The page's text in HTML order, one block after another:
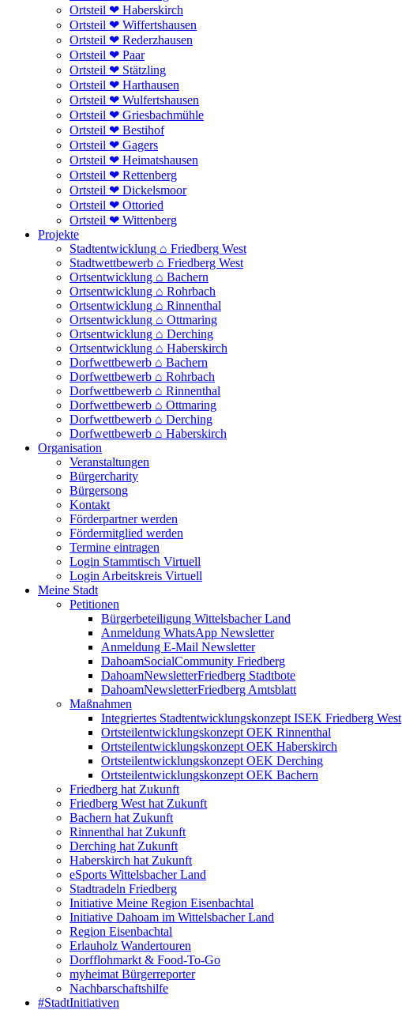
Ortsteil ❤ Haberskirch
Ortsteil ❤ Wiffertshausen
Ortsteil ❤ Rederzhausen
Ortsteil ❤ Paar
Ortsteil ❤ Stätzling
Ortsteil ❤ Harthausen
Ortsteil ❤ Wulfertshausen
Ortsteil ❤ Griesbachmühle
Ortsteil ❤ Bestihof
Ortsteil ❤ Gagers
Ortsteil ❤ Heimatshausen
Ortsteil ❤ Rettenberg
Ortsteil ❤ Dickelsmoor
Ortsteil ❤ Ottoried
Ortsteil ❤ Wittenberg
Projekte
Stadtentwicklung ⌂ Friedberg West
Stadtwettbewerb ⌂ Friedberg West
Ortsentwicklung ⌂ Bachern
Ortsentwicklung ⌂ Rohrbach
Ortsentwicklung ⌂ Rinnenthal
Ortsentwicklung ⌂ Ottmaring
Ortsentwicklung ⌂ Derching
Ortsentwicklung ⌂ Haberskirch
Dorfwettbewerb ⌂ Bachern
Dorfwettbewerb ⌂ Rohrbach
Dorfwettbewerb ⌂ Rinnenthal
Dorfwettbewerb ⌂ Ottmaring
Dorfwettbewerb ⌂ Derching
Dorfwettbewerb ⌂ Haberskirch
Organisation
Veranstaltungen
Bürgercharity
Bürgersong
Kontakt
Förderpartner werden
Fördermitglied werden
Termine eintragen
Login Stammtisch Virtuell
Login Arbeitskreis Virtuell
Meine Stadt
Petitionen
Bürgerbeteiligung Wittelsbacher Land
Anmeldung WhatsApp Newsletter
Anmeldung E-Mail Newsletter
DahoamSocialCommunity Friedberg
DahoamNewsletterFriedberg Stadtbote
DahoamNewsletterFriedberg Amtsblatt
Maßnahmen
Integriertes Stadtentwicklungskonzept ISEK Friedberg West
Ortsteilentwicklungskonzept OEK Rinnenthal
Ortsteilentwicklungskonzept OEK Haberskirch
Ortsteilentwicklungskonzept OEK Derching
Ortsteilentwicklungskonzept OEK Bachern
Friedberg hat Zukunft
Friedberg West hat Zukunft
Bachern hat Zukunft
Rinnenthal hat Zukunft
Derching hat Zukunft
Haberskirch hat Zukunft
eSports Wittelsbacher Land
Stadtradeln Friedberg
Initiative Meine Region Eisenbachtal
Initiative Dahoam im Wittelsbacher Land
Region Eisenbachtal
Erlauholz Wandertouren
Dorfflohmarkt & Food-To-Go
myheimat Bürgerreporter
Nachbarschaftshilfe
#StadtInitiativen